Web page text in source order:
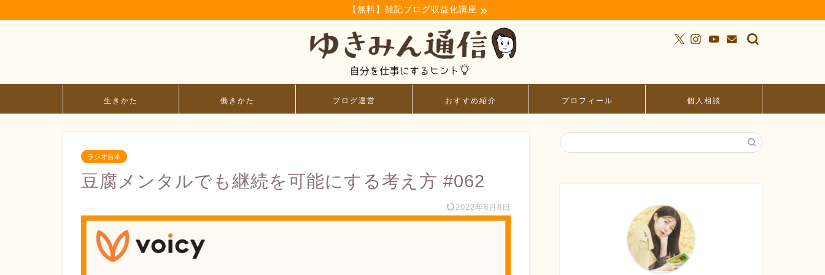
【無料】雑記ブログ収益化講座
生きかた 働きかた ブログ運営 おすすめ紹介 プロフィール 個人相談
ラジオ台本
豆腐メンタルでも継続を可能にする考え方 #062
2022年8月8日